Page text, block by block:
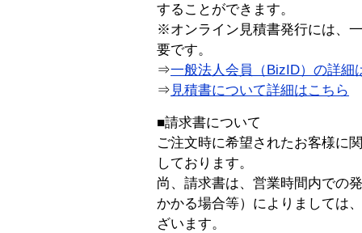
することができます。
※オンライン見積書発行には、
要です。
⇒一般法人会員（BizID）の詳細
⇒ 見積書について詳細はこちら
■請求書について
ご注文時に希望されたお客様に
しております。
尚、請求書は、営業時間内での
かかる場合等）によりましては
ざいます。